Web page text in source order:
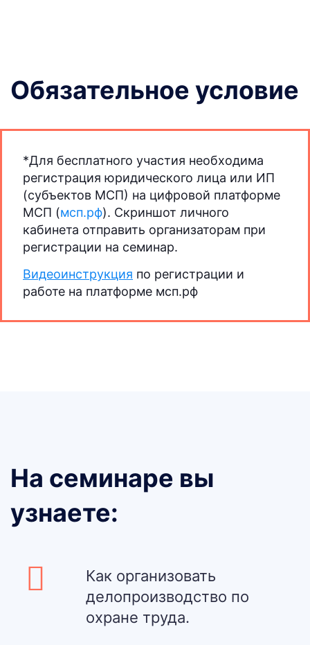
Обязательное условие
*Для бесплатного участия необходима
регистрация юридического лица или ИП
(субъектов МСП) на цифровой платформе
МСП (мсп.рф). Скриншот личного
кабинета отправить организаторам при
регистрации на семинар.
Видеоинструкция по регистрации и
работе на платформе мсп.рф
На семинаре вы
узнаете:
Как организовать
делопроизводство по
охране труда.